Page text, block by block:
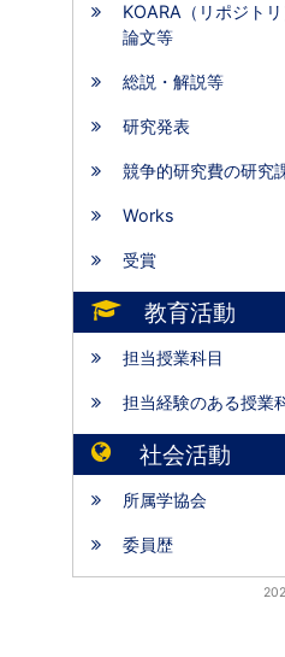
KOARA（リポジト
論文等
総説・解説等
研究発表
競争的研究費の研究
Works
受賞
教育活動
担当授業科目
担当経験のある授業
社会活動
所属学協会
委員歴